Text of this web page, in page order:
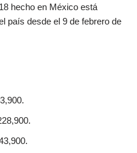
hecho en México está
país desde el 9 de febrero de